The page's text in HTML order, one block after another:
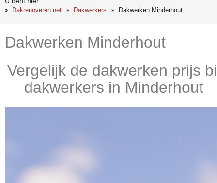
Dakrenoveren.net
Dakwerkers Dakwerken Minderhout
Dakwerken Minderhout
Vergelijk de dakwerken prijs
dakwerkers in Minderhout